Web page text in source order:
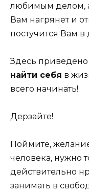
любимым делом, а
Вам нагрянет и
постучится Вам в
Здесь приведено
найти себя в
всего начинать!
Дерзайте!
Поймите,
человека, нужно
действительно
занимать в